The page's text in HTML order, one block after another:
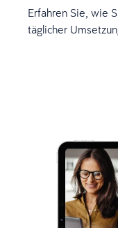
Erfahren Sie, wie
täglicher